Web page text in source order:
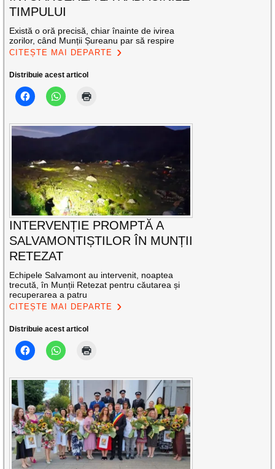
TIMPULUI
Există o oră precisă, chiar înainte de ivirea
zorilor, când Munții Șureanu par să respire
CITEȘTE MAI DEPARTE
Distribuie acest articol
INTERVENȚIE PROMPTĂ A
SALVAMONTIȘTILOR ÎN MUNȚII
RETEZAT
Echipele Salvamont au intervenit, noaptea
trecută, în Munții Retezat pentru căutarea și
recuperarea a patru
CITEȘTE MAI DEPARTE
Distribuie acest articol